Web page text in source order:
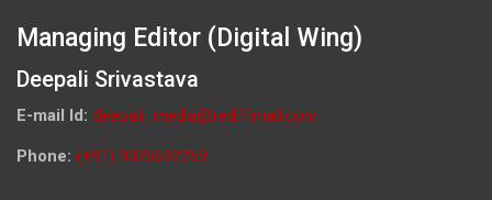
Managing Editor (Digital Wing)
Deepali Srivastava
E-mail Id: deepali_media@rediffmail.com
Phone: (+91) 9026692259